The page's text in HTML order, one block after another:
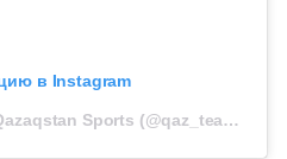
в Instagram
Публикация от Home of Qazaqstan Sports (@qaz_team_official)